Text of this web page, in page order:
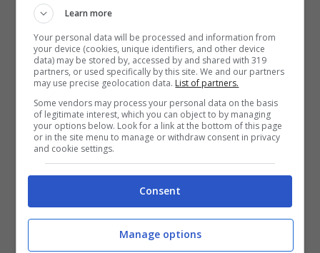
Nessuno
Nessuno.
[Two Fingerz]
Lasciamo tutto il mondo fuori
Lasciamo tutto il mondo fuori
Stiamo meglio da soli.
[Two Fingerz]
Tu ti ricordi l’infanzia io solo cose belle
Learn more
Your personal data will be processed and information from
your device (cookies, unique identifiers, and other device
data) may be stored by, accessed by and shared with 319
partners, or used specifically by this site. We and our partners
may use precise geolocation data. List of partners.
Some vendors may process your personal data on the basis
of legitimate interest, which you can object to by managing
your options below. Look for a link at the bottom of this page
or in the site menu to manage or withdraw consent in privacy
and cookie settings.
Consent
Manage options